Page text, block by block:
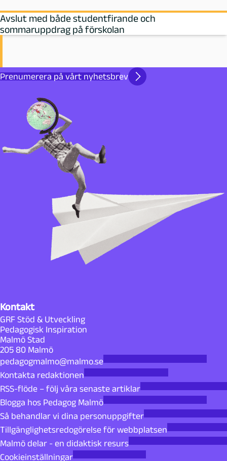
Avslut med både studentfirande och
sommaruppdrag på förskolan
Prenumerera på vårt nyhetsbrev
Kontakt
GRF Stöd & Utveckling
Pedagogisk Inspiration
Malmö Stad
205 80 Malmö
pedagogmalmo@malmo.se
Kontakta redaktionen
RSS-flöde – följ våra senaste artiklar
Blogga hos Pedagog Malmö
Så behandlar vi dina personuppgifter
Tillgänglighetsredogörelse för webbplatsen
Malmö delar - en didaktisk resurs
Cookieinställningar